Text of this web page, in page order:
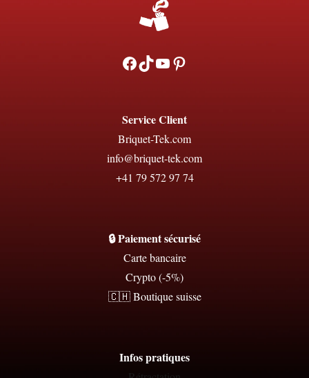
Facebook
TikTokYouTubePinterest
Service Client
Briquet-Tek.com
info@briquet-tek.com
+41 79 572 97 74
🔒 Paiement sécurisé
Carte bancaire
Crypto (-5%)
🇨🇭 Boutique suisse
Infos pratiques